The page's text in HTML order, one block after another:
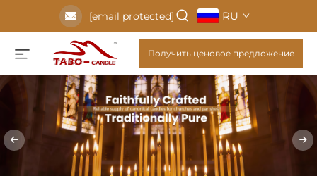
[email protected] RU
Получить ценовое предложение